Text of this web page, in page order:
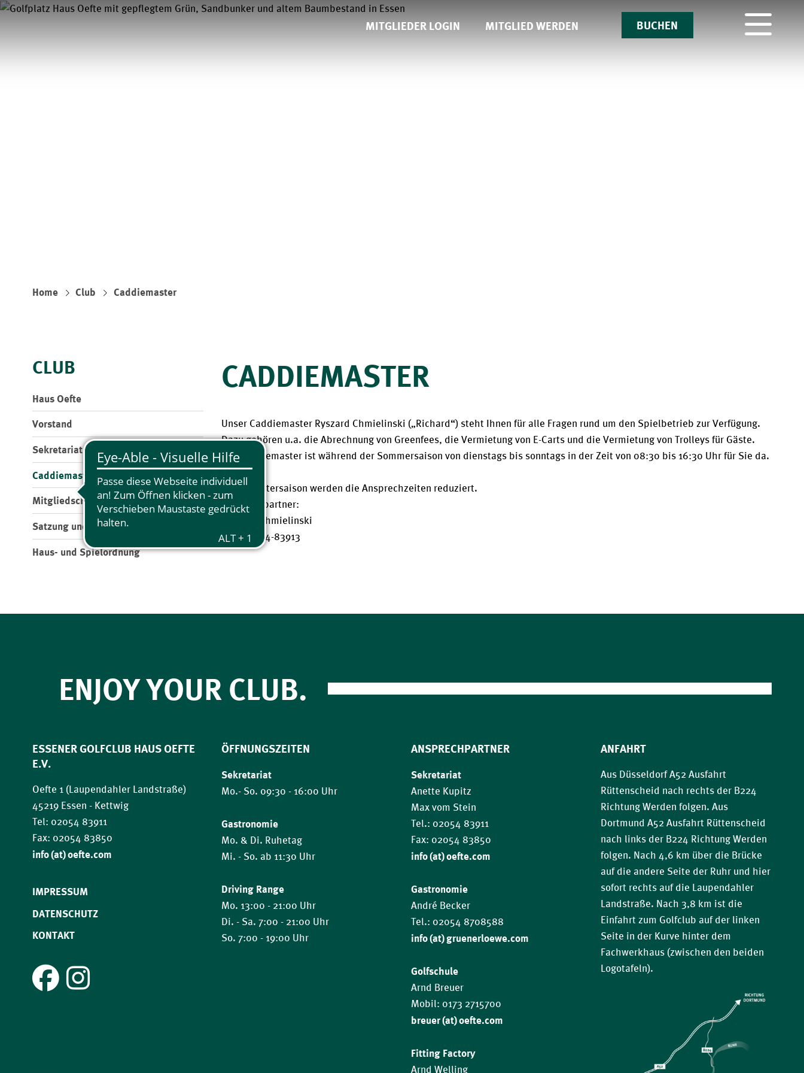
MITGLIEDER LOGIN MITGLIED WERDEN BUCHEN
Home Club Caddiemaster
CLUB
Haus Oefte
Vorstand
Sekretariat
Caddiemaster
Mitgliedschaft
Satzung und Beitragsordnung
Haus- und Spielordnung
CADDIEMASTER
Unser Caddiemaster Ryszard Chmielinski („Richard“) steht Ihnen für alle Fragen rund um den Spielbetrieb zur Verfügung.
Dazu gehören u.a. die Abrechnung von Greenfees, die Vermietung von E-Carts und die Vermietung von Trolleys für Gäste.
Der Caddiemaster ist während der Sommersaison von dienstags bis sonntags in der Zeit von 08:30 bis 16:30 Uhr für Sie da.
In der Wintersaison werden die Ansprechzeiten reduziert.
Ansprechpartner:
Ryszard Chmielinski
Fon: 02054-83913
ENJOY YOUR CLUB.
ESSENER GOLFCLUB HAUS OEFTE
E.V.
Oefte 1 (Laupendahler Landstraße)
45219 Essen - Kettwig
Tel: 02054 83911
Fax: 02054 83850
​​​​​​​info (at) oefte.com
IMPRESSUM
DATENSCHUTZ
KONTAKT
ÖFFNUNGSZEITEN
Sekretariat
Mo.- So. 09:30 - 16:00 Uhr
Gastronomie
Mo. & Di. Ruhetag
Mi. - So. ab 11:30 Uhr
Driving Range
Mo. 13:00 - 21:00 Uhr
Di. - Sa. 7:00 - 21:00 Uhr
So. 7:00 - 19:00 Uhr
ANSPRECHPARTNER
Sekretariat
Anette Kupitz
Max vom Stein
Tel.: 02054 83911
Fax: 02054 83850
info (at) oefte.com
Gastronomie
André Becker
Tel.: 02054 8708588
info (at) gruenerloewe.com
Golfschule
Arnd Breuer
Mobil: 0173 2715700
breuer (at) oefte.com
Fitting Factory
Arnd Welling
ANFAHRT
Aus Düsseldorf A52 Ausfahrt
Rüttenscheid nach rechts der B224
Richtung Werden folgen. Aus
Dortmund A52 Ausfahrt Rüttenscheid
nach links der B224 Richtung Werden
folgen. Nach 4,6 km über die Brücke
auf die andere Seite der Ruhr und hier
sofort rechts auf die Laupendahler
Landstraße. Nach 3,8 km ist die
Einfahrt zum Golfclub auf der linken
Seite in der Kurve hinter dem
Fachwerkhaus (zwischen den beiden
Logotafeln).